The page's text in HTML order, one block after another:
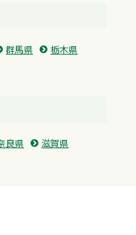
群馬県
栃木県
良県
滋賀県